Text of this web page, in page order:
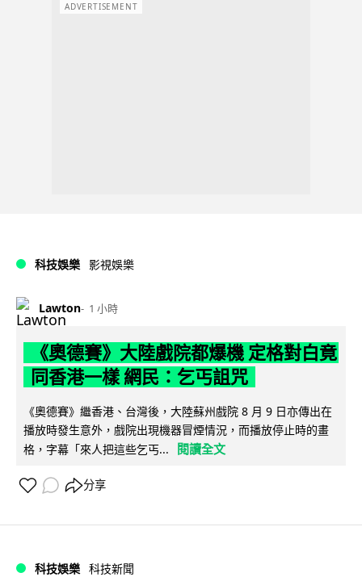
ADVERTISEMENT
科技娛樂 影視娛樂
Lawton 1 小時
《奧德賽》大陸戲院都爆機 定格對白竟
同香港一樣 網民：乞丐詛咒
《奧德賽》繼香港、台灣後，大陸蘇州戲院 8 月 9 日亦傳出在
播放時發生意外，戲院出現機器冒煙情況，而播放停止時的畫
格，字幕「來人把這些乞丐...
閱讀全文
分享
科技娛樂 科技新聞